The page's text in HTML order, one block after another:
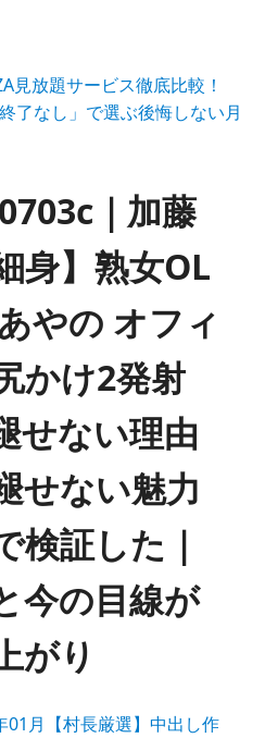
見放題サービス徹底比較！
了なし」で選ぶ後悔しない月
｜加藤
身】熟女OL
やの オフィ
かけ2発射
ない理由
せない魅力
検証した｜
今の目線が
がり
01月【村長厳選】中出し作